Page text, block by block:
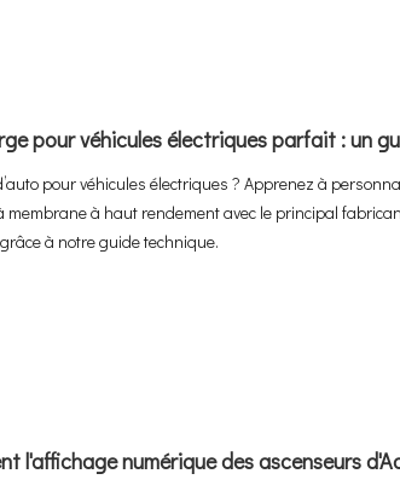
pour véhicules électriques ? Apprenez à
à haut rendement avec le principal
à notre guide technique.